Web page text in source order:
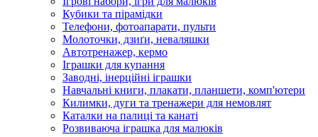
Кубики та пірамідки
Телефони, фотоапарати, пульти
Молоточки, дзиґи, неваляшки
Автотренажер, кермо
Іграшки для купання
Заводні, інерційні іграшки
Навчальні книги, плакати, планшети, комп'ютери
Килимки, дуги та тренажери для немовлят
Каталки на палиці та канаті
Розвиваюча іграшка для малюків